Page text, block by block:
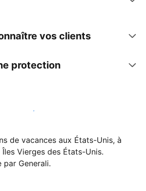
vos clients
protection
avec nous dès maintenant
de vacances aux États-Unis, à
Vierges des États-Unis.
par Generali.